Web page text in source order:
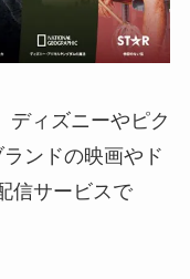
ディズニーやピク
ンドの映画やド
信サービスで